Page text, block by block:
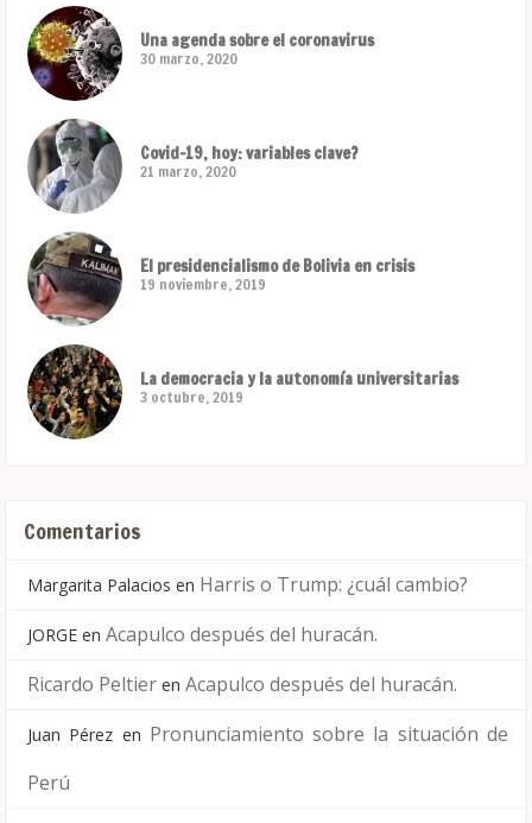
Una agenda sobre el coronavirus
30 marzo, 2020
Covid-19, hoy: variables clave?
21 marzo, 2020
El presidencialismo de Bolivia en crisis
19 noviembre, 2019
La democracia y la autonomía universitarias
3 octubre, 2019
Comentarios
Margarita Palacios en Harris o Trump: ¿cuál cambio?
JORGE en Acapulco después del huracán.
Ricardo Peltier en Acapulco después del huracán.
Juan Pérez en Pronunciamiento sobre la situación de
Perú